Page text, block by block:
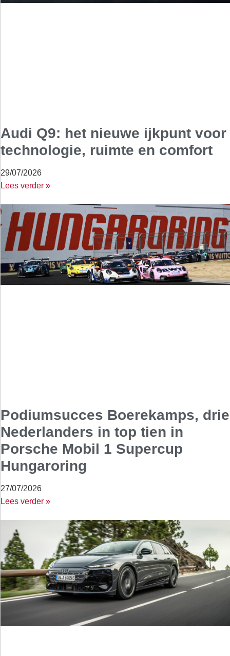
Audi Q9: het nieuwe ijkpunt voor
technologie, ruimte en comfort
29/07/2026
Lees verder »
Podiumsucces Boerekamps, drie
Nederlanders in top tien in
Porsche Mobil 1 Supercup
Hungaroring
27/07/2026
Lees verder »